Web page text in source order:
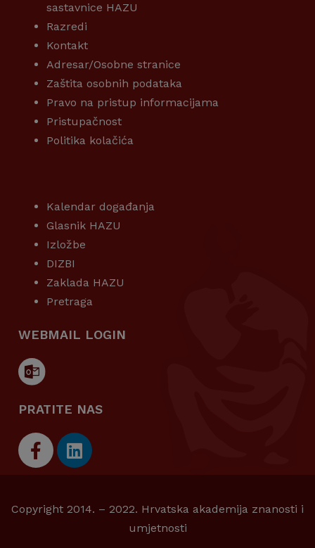
sastavnice HAZU
Razredi
Kontakt
Adresar/Osobne stranice
Zaštita osobnih podataka
Pravo na pristup informacijama
Pristupačnost
Politika kolačića
Kalendar događanja
Glasnik HAZU
Izložbe
DIZBI
Zaklada HAZU
Pretraga
WEBMAIL LOGIN
PRATITE NAS
Copyright 2014. – 2022. Hrvatska akademija znanosti i
umjetnosti